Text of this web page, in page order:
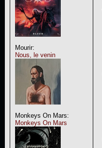
Mourir:
Nous, le venin
Monkeys On Mars:
Monkeys On Mars